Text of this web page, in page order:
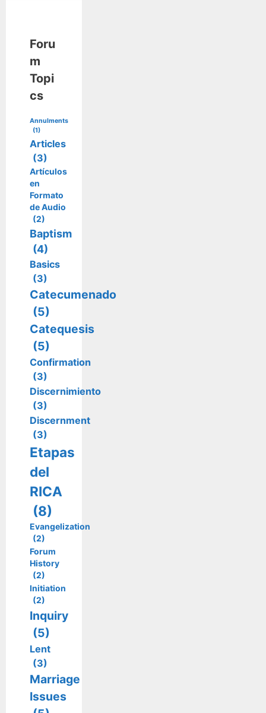
Foru
m
Topi
cs
Annulments
(1)
Articles
(3)
Artículos
en
Formato
de Audio
(2)
Baptism
(4)
Basics
(3)
Catecumenado
(5)
Catequesis
(5)
Confirmation
(3)
Discernimiento
(3)
Discernment
(3)
Etapas
del
RICA
(8)
Evangelization
(2)
Forum
History
(2)
Initiation
(2)
Inquiry
(5)
Lent
(3)
Marriage
Issues